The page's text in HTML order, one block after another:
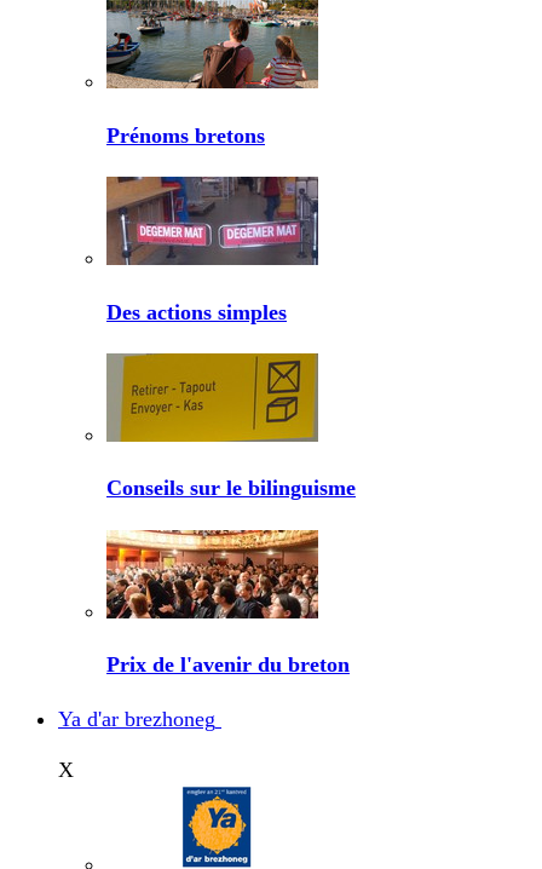
Prénoms bretons
Des actions simples
Conseils sur le bilinguisme
Prix de l'avenir du breton
Ya d'ar brezhoneg
X